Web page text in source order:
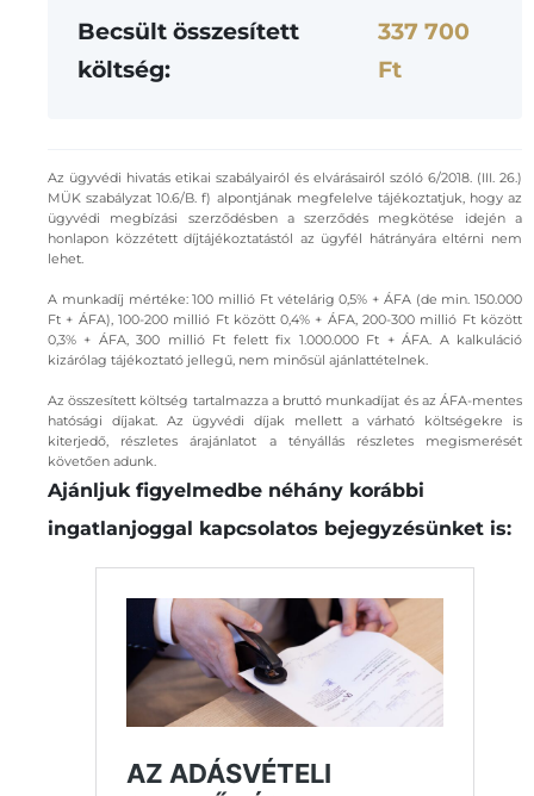
Becsült összesített
költség:
337 700
Ft
Az ügyvédi hivatás etikai szabályairól és elvárásairól szóló 6/2018. (III. 26.)
MÜK szabályzat 10.6/B. f) alpontjának megfelelve tájékoztatjuk, hogy az
ügyvédi megbízási szerződésben a szerződés megkötése idején a
honlapon közzétett díjtájékoztatástól az ügyfél hátrányára eltérni nem
lehet.
A munkadíj mértéke: 100 millió Ft vételárig 0,5% + ÁFA (de min. 150.000
Ft + ÁFA), 100-200 millió Ft között 0,4% + ÁFA, 200-300 millió Ft között
0,3% + ÁFA, 300 millió Ft felett fix 1.000.000 Ft + ÁFA. A kalkuláció
kizárólag tájékoztató jellegű, nem minősül ajánlattételnek.
Az összesített költség tartalmazza a bruttó munkadíjat és az ÁFA-mentes
hatósági díjakat. Az ügyvédi díjak mellett a várható költségekre is
kiterjedő, részletes árajánlatot a tényállás részletes megismerését
követően adunk.
Ajánljuk figyelmedbe néhány korábbi
ingatlanjoggal kapcsolatos bejegyzésünket is: